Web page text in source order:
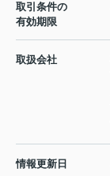
取引条件の
有効期限
取扱会社
情報更新日